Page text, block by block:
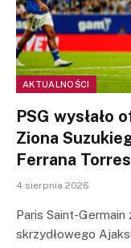
AKTUALNOŚCI
PSG wysłało
Ziona
Ferrana
4 sierpnia 2026
Paris Saint-
skrzydłowego